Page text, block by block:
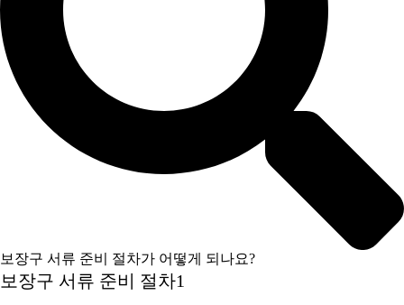
보장구 서류 준비 절차가 어떻게 되나요?
보장구 서류 준비 절차1